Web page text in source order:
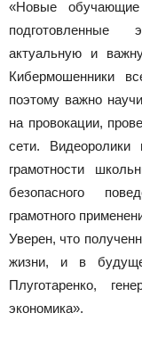
«Новые обучающие
подготовленные
актуальную и
Кибермошенники
поэтому важно
на провокации,
сети.
грамотности
безопасного
грамотного
Уверен, что
жизни, и в
Плуготаренко,
экономика».